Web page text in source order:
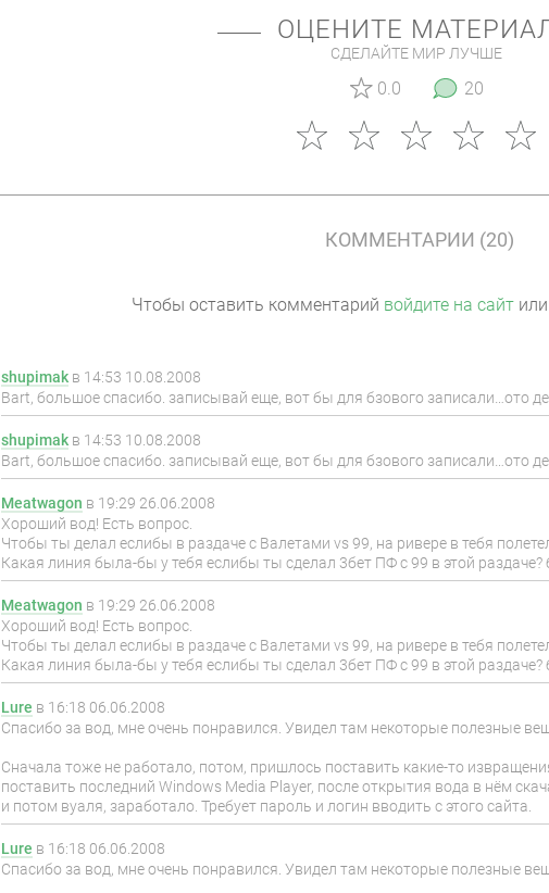
ОЦЕНИТЕ
СДЕЛАЙТЕ МИР ЛУЧШЕ
0.0 20
КОММЕНТАРИИ (20)
Чтобы оставить комментарий войдите на сайт или
shupimak в 14:53 10.08.2008
Bart, большое спасибо. записывай еще, вот бы для бзового записали…ото
shupimak в 14:53 10.08.2008
Bart, большое спасибо. записывай еще, вот бы для бзового записали…ото
Meatwagon в 19:29 26.06.2008
Хороший вод! Есть вопрос.
Чтобы ты делал еслибы в раздаче с Валетами vs 99, на ривере в тебя
Какая линия была-бы у тебя еслибы ты сделал 3бет ПФ с 99 в этой раздаче?
Meatwagon в 19:29 26.06.2008
Хороший вод! Есть вопрос.
Чтобы ты делал еслибы в раздаче с Валетами vs 99, на ривере в тебя
Какая линия была-бы у тебя еслибы ты сделал 3бет ПФ с 99 в этой раздаче?
Lure в 16:18 06.06.2008
Спасибо за вод, мне очень понравился. Увидел там некоторые полезные
Сначала тоже не работало, потом, пришлось поставить какие-то
поставить последний Windows Media Player, после открытия вода в нём
и потом вуаля, заработало. Требует пароль и логин вводить с этого сайта.
Lure в 16:18 06.06.2008
Спасибо за вод, мне очень понравился. Увидел там некоторые полезные